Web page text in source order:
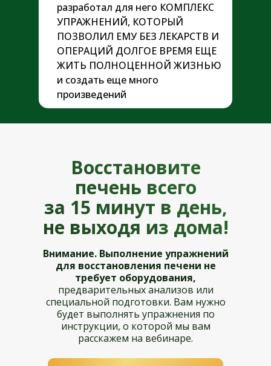
разработал для него КОМПЛЕКС
УПРАЖНЕНИЙ, КОТОРЫЙ
ПОЗВОЛИЛ ЕМУ БЕЗ ЛЕКАРСТВ И
ОПЕРАЦИЙ ДОЛГОЕ ВРЕМЯ ЕЩЕ
ЖИТЬ ПОЛНОЦЕННОЙ ЖИЗНЬЮ
и создать еще много
произведений
Восстановите
печень всего
за 15 минут в день,
не выходя из дома!
Внимание. Выполнение упражнений
для восстановления печени не
требует оборудования,
предварительных анализов или
специальной подготовки. Вам нужно
будет выполнять упражнения по
инструкции, о которой мы вам
расскажем на вебинаре.